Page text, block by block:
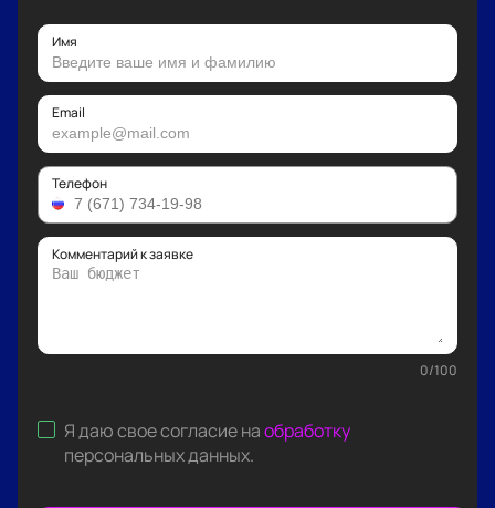
Имя
Email
Телефон
Комментарий к заявке
0/100
Я даю свое согласие наобработку
персональных данных.